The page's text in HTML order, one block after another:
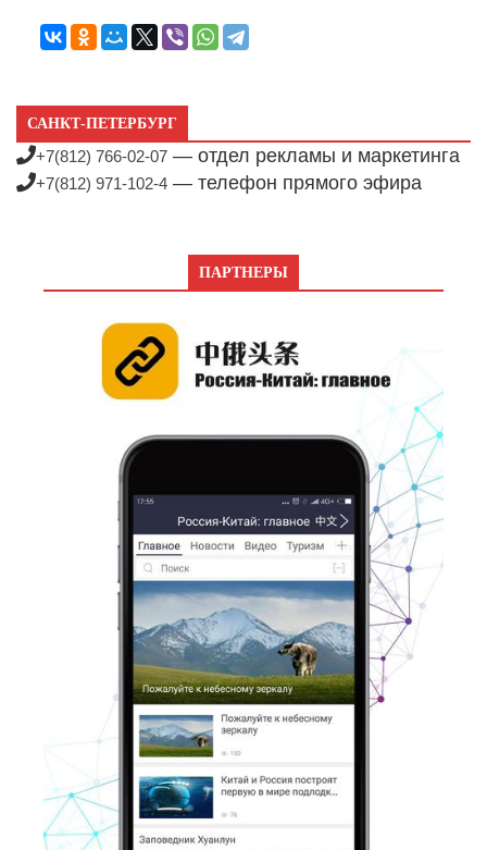
САНКТ-ПЕТЕРБУРГ
+7(812) 766-02-07 — отдел рекламы и маркетинга
+7(812) 971-102-4 — телефон прямого эфира
ПАРТНЕРЫ